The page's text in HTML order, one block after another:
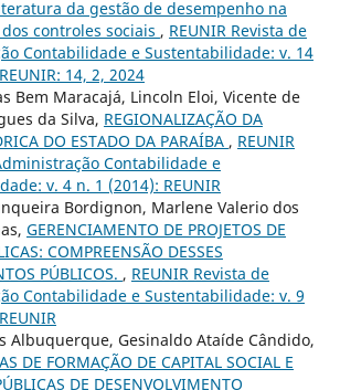
da gestão de desempenho na
controles sociais , REUNIR Revista de
Contabilidade e Sustentabilidade: v. 14
14, 2, 2024
Bem Maracajá, Lincoln Eloi, Vicente de
da Silva, REGIONALIZAÇÃO DA
DO ESTADO DA PARAÍBA , REUNIR
Contabilidade e
v. 4 n. 1 (2014): REUNIR
Bordignon, Marlene Valerio dos
GERENCIAMENTO DE PROJETOS DE
COMPREENSÃO DESSES
PÚBLICOS. , REUNIR Revista de
Contabilidade e Sustentabilidade: v. 9
Albuquerque, Gesinaldo Ataíde Cândido,
DE FORMAÇÃO DE CAPITAL SOCIAL E
DE DESENVOLVIMENTO